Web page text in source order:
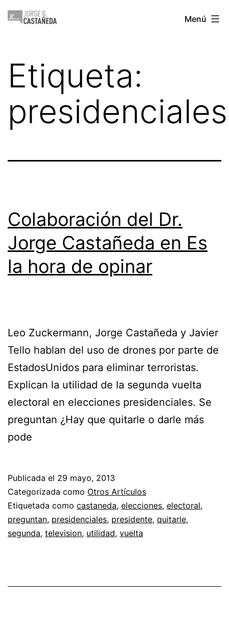
Saltar
Jorge
Menú
Etiqueta:
presidenciales
Colaboración del Dr.
Jorge Castañeda en Es
la hora de opinar
Leo Zuckermann, Jorge Castañeda y Javier
Tello hablan del uso de drones por parte de
EstadosUnidos para eliminar terroristas.
Explican la utilidad de la segunda vuelta
electoral en elecciones presidenciales. Se
preguntan ¿Hay que quitarle o darle más
pode
Publicada el 29 mayo, 2013
Categorizada como Otros Artículos
Etiquetada como castaneda, elecciones, electoral,
preguntan, presidenciales, presidente, quitarle,
segunda, television, utilidad, vuelta